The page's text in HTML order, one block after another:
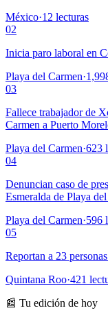
México·12 lecturas
02
Inicia paro laboral en
Playa del Carmen·
03
Fallece trabajador de
Carmen a Puerto
Playa del Carmen·623
04
Denuncian caso de
Esmeralda de Playa
Playa del Carmen·596
05
Reportan a 23
Quintana Roo·421
📰 Tu edición de hoy